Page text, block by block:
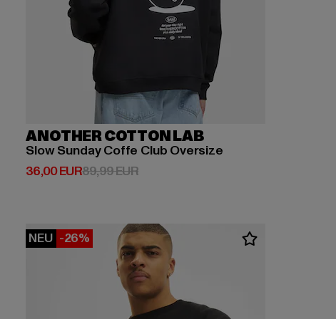
ANOTHER COTTON LAB
Slow Sunday Coffe Club Oversize
36,00 EUR
Derzeitiger Preis: 36,00 EUR
89,99 EURAktionspreis: 89,99 EUR
NEU -26%